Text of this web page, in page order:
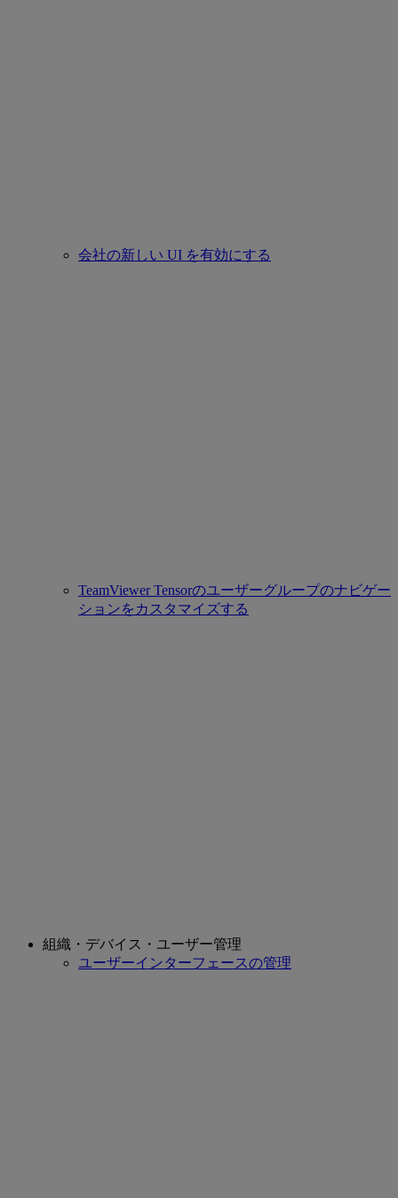
会社の新しい UI を有効にする
TeamViewer Tensorのユーザーグループのナビゲー
ションをカスタマイズする
組織・デバイス・ユーザー管理
ユーザーインターフェースの管理